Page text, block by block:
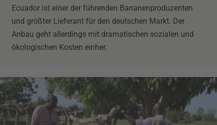
Ecuador ist einer der führenden Bananenproduzenten
und größter Lieferant für den deutschen Markt. Der
Anbau geht allerdings mit dramatischen sozialen und
ökologischen Kosten einher.